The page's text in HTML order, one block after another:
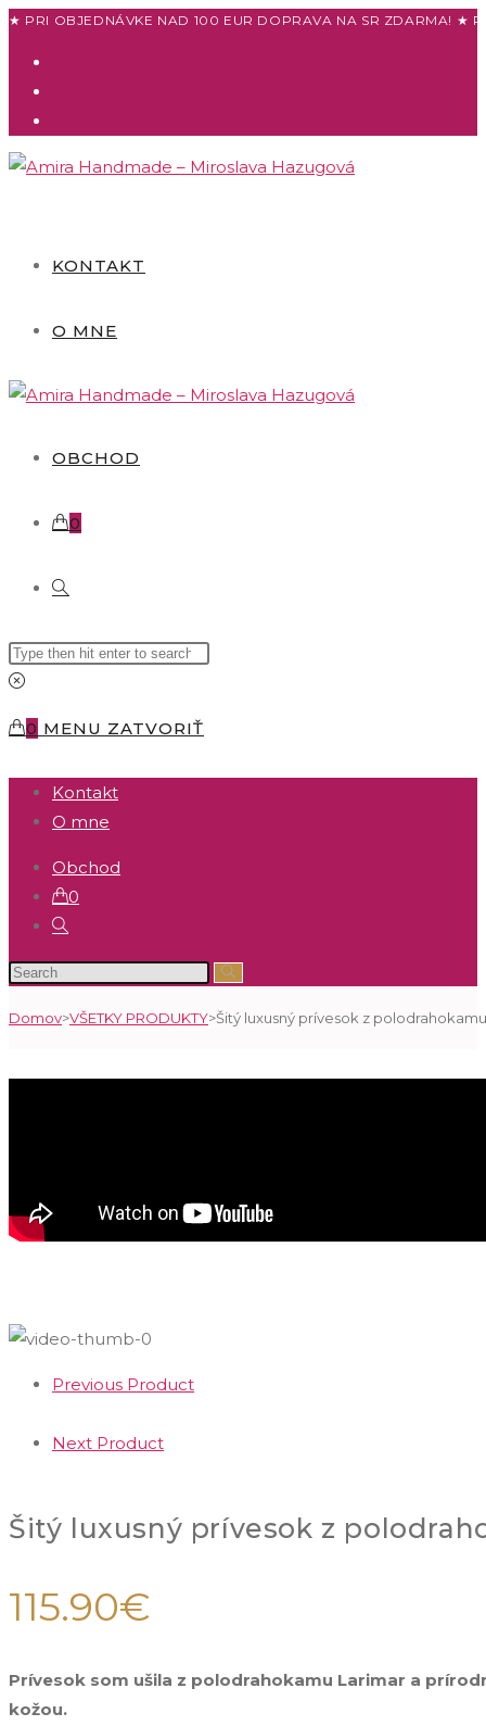
Skip
★ PRI OBJEDNÁVKE NAD 100 EUR DOPRAVA NA SR ZDARMA! ★
KONTAKT
O MNE
OBCHOD
0
TOGGLE
WEBSITE
Search
this
0 MENU ZATVORIŤ
Kontakt
O mne
Obchod
0
Toggle
search
Domov>VŠETKY PRODUKTY>Šitý luxusný prívesok z
Previous Product
Next Product
Šitý luxusný prívesok z
115.90€
Prívesok som ušila z polodrahokamu Larimar a
kožou.